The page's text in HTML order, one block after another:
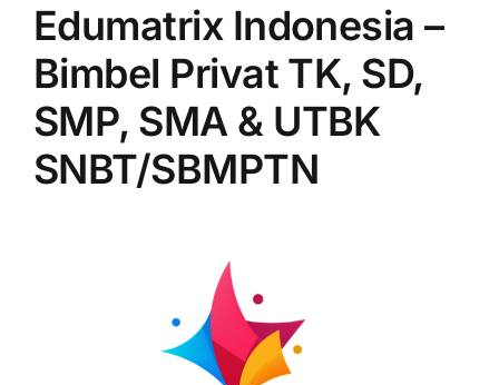
Edumatrix Indonesia –
Bimbel Privat TK, SD,
SMP, SMA & UTBK
SNBT/SBMPTN